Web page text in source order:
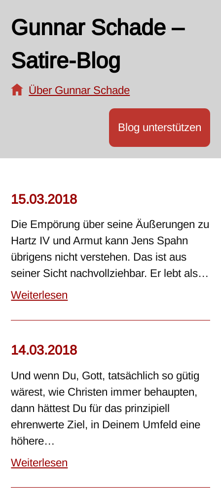
Gunnar Schade –
Satire-Blog
Über Gunnar Schade
Blog unterstützen
15.03.2018
Die Empörung über seine Äußerungen zu
Hartz IV und Armut kann Jens Spahn
übrigens nicht verstehen. Das ist aus
seiner Sicht nachvollziehbar. Er lebt als…
Weiterlesen
14.03.2018
Und wenn Du, Gott, tatsächlich so gütig
wärest, wie Christen immer behaupten,
dann hättest Du für das prinzipiell
ehrenwerte Ziel, in Deinem Umfeld eine
höhere…
Weiterlesen